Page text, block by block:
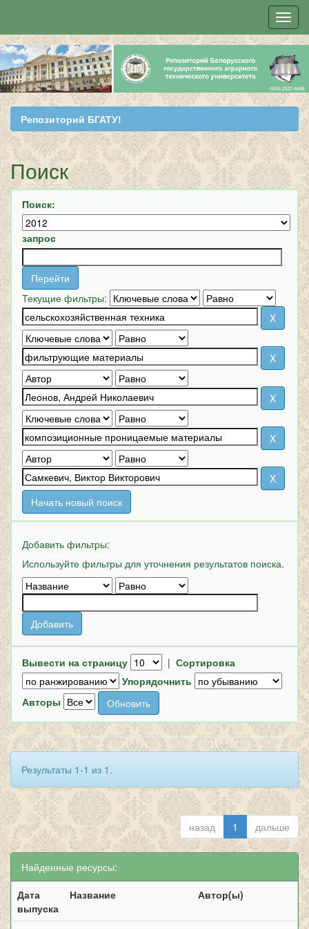
Skip
navigation
Репозиторий БГАТУ!
Поиск
Поиск:
запрос
Текущие фильтры:
Начать новый поиск
Добавить фильтры:
Используйте фильтры для уточнения результатов поиска.
Вывести на страницу | Сортировка
Упорядочнить
Авторы
Результаты 1-1 из 1.
назад 1 дальше
Найденные ресурсы:
Дата
выпуска
Название Автор(ы)